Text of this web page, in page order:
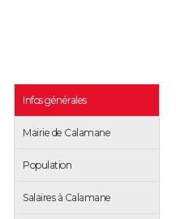
Infos générales
Mairie de Calamane
Population
Salaires à Calamane